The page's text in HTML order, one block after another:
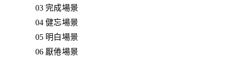
03 完成場景
04 健忘場景
05 明白場景
06 厭倦場景